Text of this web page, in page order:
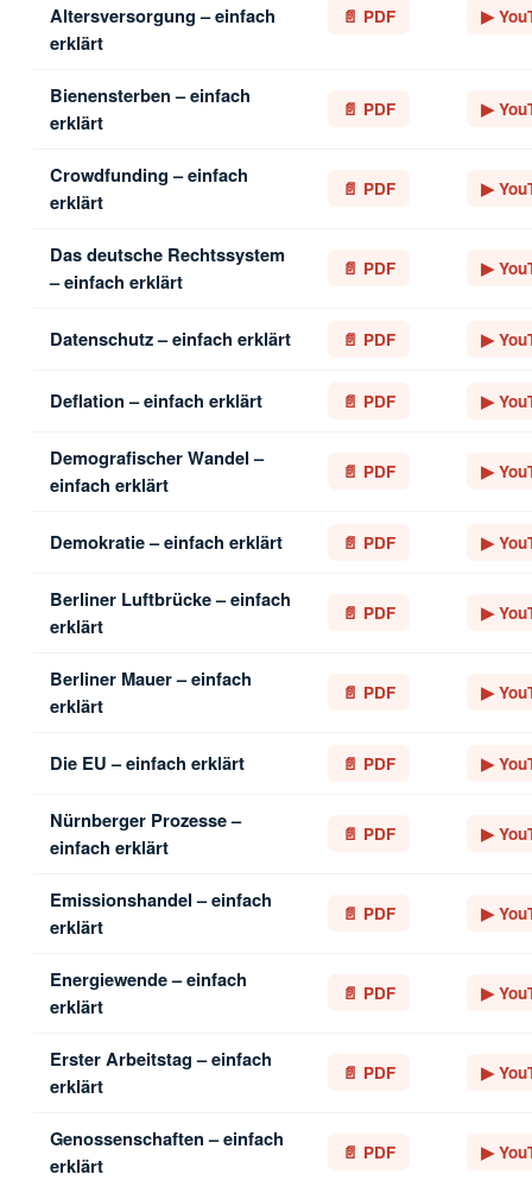
Altersversorgung – einfach
erklärt
📄 PDF ▶
Bienensterben – einfach
erklärt
📄 PDF ▶
Crowdfunding – einfach
erklärt
📄 PDF ▶
Das deutsche Rechtssystem
– einfach erklärt
📄 PDF ▶
Datenschutz – einfach erklärt 📄 PDF ▶
Deflation – einfach erklärt 📄 PDF ▶
Demografischer Wandel –
einfach erklärt
📄 PDF ▶
Demokratie – einfach erklärt 📄 PDF ▶
Berliner Luftbrücke – einfach
erklärt
📄 PDF ▶
Berliner Mauer – einfach
erklärt
📄 PDF ▶
Die EU – einfach erklärt 📄 PDF ▶
Nürnberger Prozesse –
einfach erklärt
📄 PDF ▶
Emissionshandel – einfach
erklärt
📄 PDF ▶
Energiewende – einfach
erklärt
📄 PDF ▶
Erster Arbeitstag – einfach
erklärt
📄 PDF ▶
Genossenschaften – einfach
erklärt
📄 PDF ▶